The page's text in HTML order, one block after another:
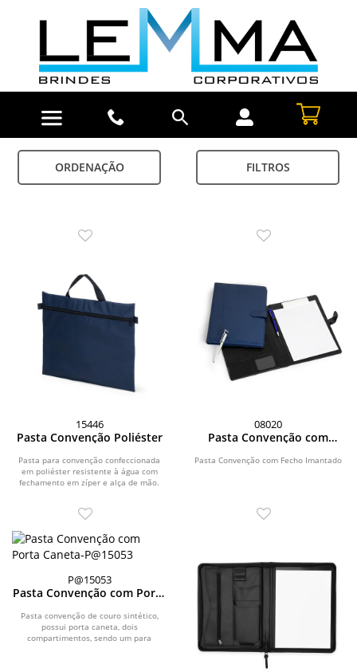
ORDENAÇÃO FILTROS
15446
Pasta Convenção Poliéster
Pasta para convenção confeccionada
em poliéster resistente à água com
fechamento em zíper e alça de mão.
08020
Pasta Convenção com
Pasta Convenção com Fecho Imantado
P@15053
Pasta Convenção com Porta
Pasta convenção de couro sintético,
possui porta caneta, dois
compartimentos, sendo um para